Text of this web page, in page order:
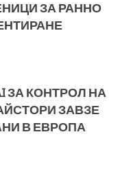
ЗА РАННО
ЗА КОНТРОЛ НА
ЗАВЗЕ
В ЕВРОПА